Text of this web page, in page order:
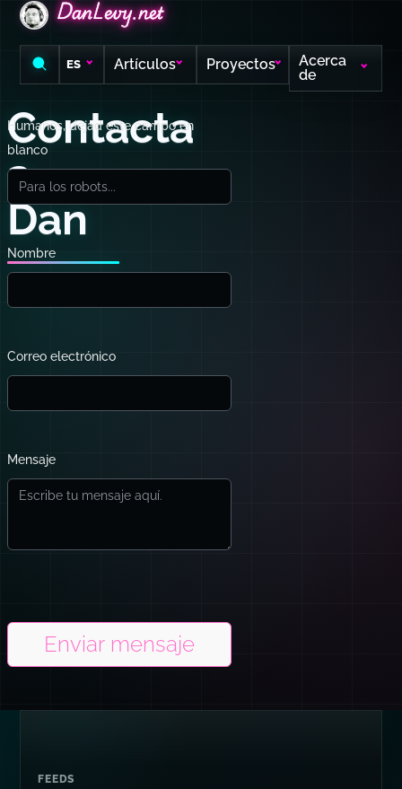
DanLevy.net
DanLevy.net
DanLevy.net
ES Artículos Proyectos
Acerca
de
Contacta
a
Dan
Humanos, dejad este campo en
blanco
Nombre
Correo electrónico
Mensaje
Enviar mensaje
FEEDS